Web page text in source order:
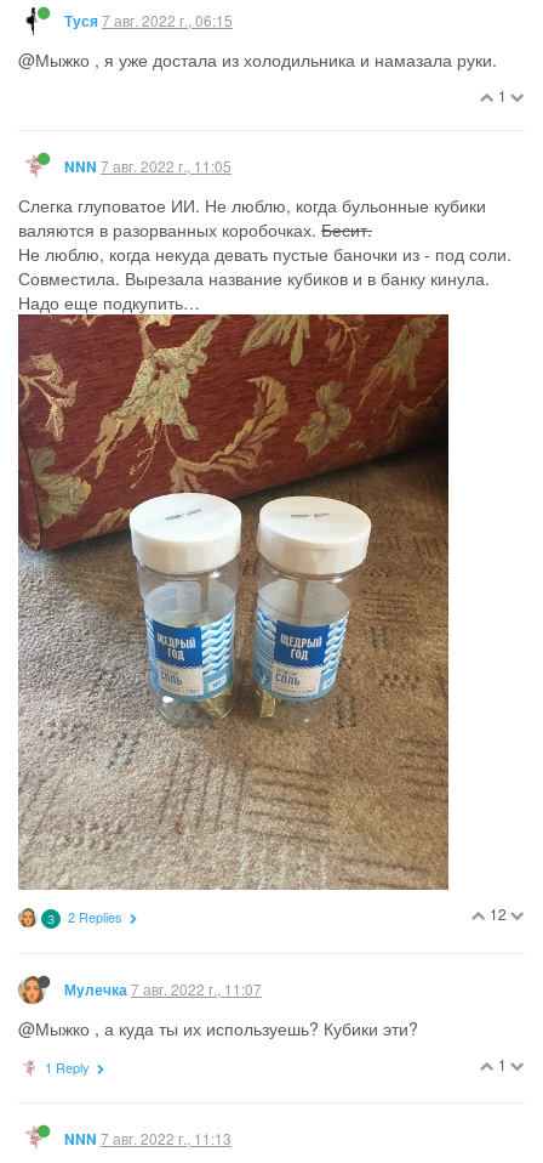
Туся7 авг. 2022 г., 06:15
@Мыжко , я уже достала из холодильника и намазала руки.
1
NNN 7 авг. 2022 г., 11:05
Слегка глуповатое ИИ. Не люблю, когда бульонные кубики
валяются в разорванных коробочках. Бесит.
Не люблю, когда некуда девать пустые баночки из - под соли.
Совместила. Вырезала название кубиков и в банку кинула.
Надо еще подкупить…
12
З 2 Replies
Мулечка7 авг. 2022 г., 11:07
@Мыжко , а куда ты их используешь? Кубики эти?
1
1 Reply
NNN 7 авг. 2022 г., 11:13